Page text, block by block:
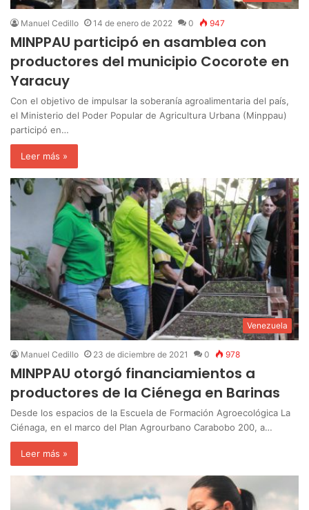
Manuel Cedillo 14 de enero de 2022 0 947
MINPPAU participó en asamblea con
productores del municipio Cocorote en
Yaracuy
Con el objetivo de impulsar la soberanía agroalimentaria del país,
el Ministerio del Poder Popular de Agricultura Urbana (Minppau)
participó en…
Leer más »
Venezuela
Manuel Cedillo 23 de diciembre de 2021 0 978
MINPPAU otorgó financiamientos a
productores de la Ciénega en Barinas
Desde los espacios de la Escuela de Formación Agroecológica La
Ciénaga, en el marco del Plan Agrourbano Carabobo 200, a…
Leer más »